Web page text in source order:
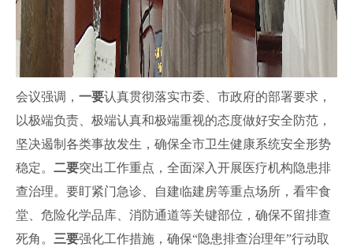
会议强调， 一要认真贯彻落实市委、市政府的部署要求，
以极端负责、极端认真和极端重视的态度做好安全防范，
坚决遏制各类事故发生，确保全市卫生健康系统安全形势
稳定。 二要突出工作重点，全面深入开展医疗机构隐患排
查治理。要盯紧门急诊、自建临建房等重点场所，看牢食
堂、危险化学品库、消防通道等关键部位，确保不留排查
死角。 三要强化工作措施，确保“隐患排查治理年”行动取